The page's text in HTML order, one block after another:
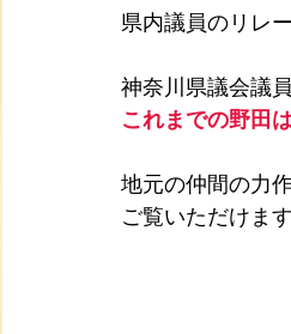
農業 活
県内議員のリレー
神奈川県議会議
これまでの野田
地元の仲間の力作
ご覧いただけま